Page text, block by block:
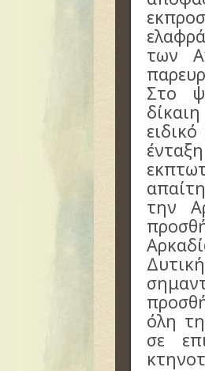
των
Στο
την
όλη
σε